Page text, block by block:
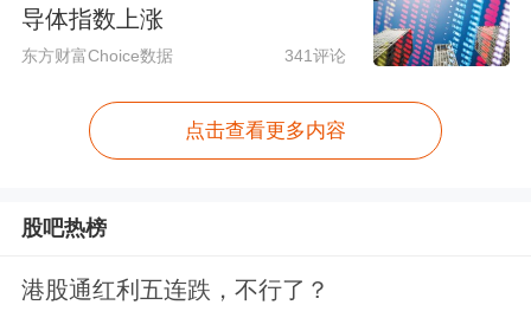
导体指数上涨
东方财富Choice数据 341评论
点击查看更多内容
股吧热榜
港股通红利五连跌，不行了？